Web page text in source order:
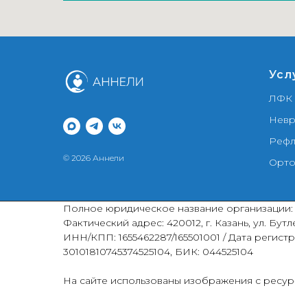
© 2026 Аннели
ЛФК
Полное юридическое название
Фактический адрес: 420012, г. Казань, ул.
ИНН/КПП: 1655462287/165501001 / Дата
30101810745374525104, БИК: 044525104
На сайте использованы изображения с